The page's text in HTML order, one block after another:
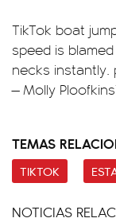
TikTok boat
speed is
necks instantly.
— Molly
TEMAS
TIKTOK
NOTICIAS